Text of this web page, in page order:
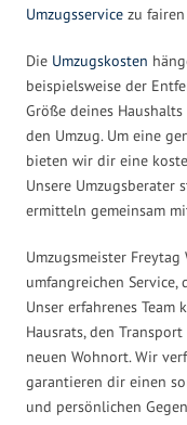
Umzugsservice zu
Die Umzugskosten
beispielsweise der
Größe deines
den Umzug. Um eine
bieten wir dir eine
Unsere Umzugsberater
ermitteln gemeinsam
Umzugsmeister
umfangreichen
Unser erfahrenes Team
Hausrats, den
neuen Wohnort. Wir
garantieren dir einen
und persönlichen